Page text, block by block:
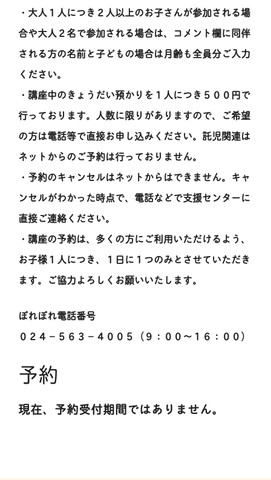
・大人１人につき２人以上のお子さんが参加される場
合や大人２名で参加される場合は、コメント欄に同伴
される方の名前と子どもの場合は月齢も全員分ご入力
ください。
・講座中のきょうだい預かりを１人につき５００円で
行っております。人数に限りがありますので、ご希望
の方は電話等で直接お申し込みください。託児関連は
ネットからのご予約は行っておりません。
・予約のキャンセルはネットからはできません。キャ
ンセルがわかった時点で、電話などで支援センターに
直接ご連絡ください。
・講座の予約は、多くの方にご利用いただけるよう、
お子様１人につき、１日に１つのみとさせていただき
ます。ご協力よろしくお願いいたします。
ぽれぽれ電話番号
０２４－５６３－４００５（９：００～１６：００）
予約
現在、予約受付期間ではありません。